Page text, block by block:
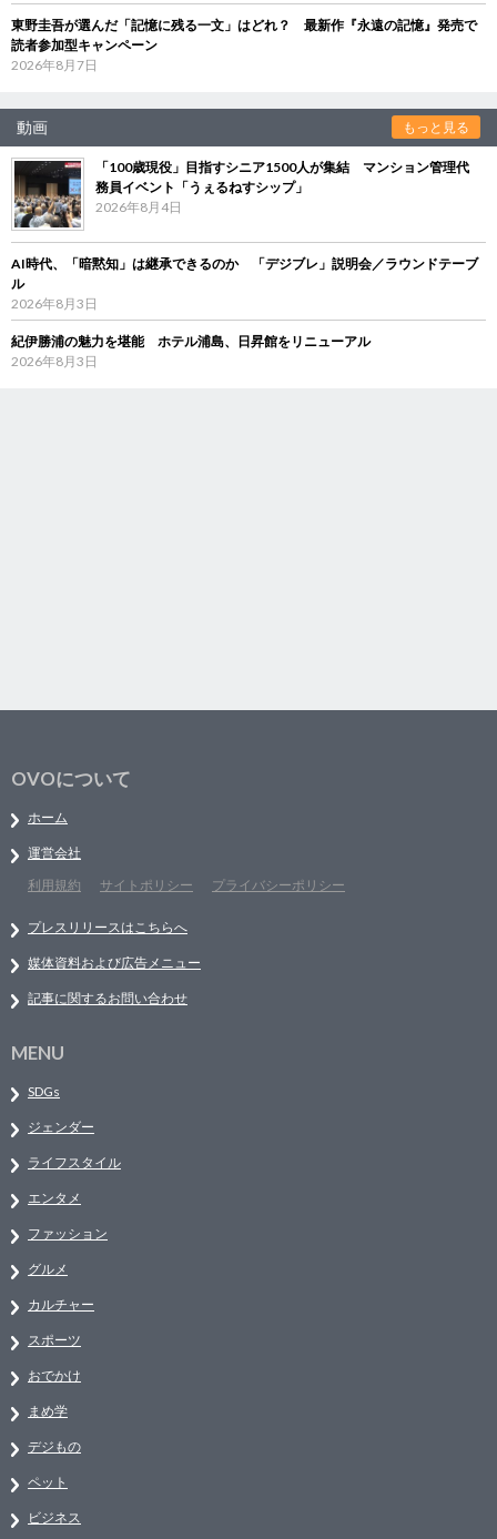
東野圭吾が選んだ「記憶に残る一文」はどれ？ 最新作『永遠の記憶』発売で
読者参加型キャンペーン
2026年8月7日
動画 もっと見る
「100歳現役」目指すシニア1500人が集結 マンション管理代
務員イベント「うぇるねすシップ」
2026年8月4日
AI時代、「暗黙知」は継承できるのか 「デジブレ」説明会／ラウンドテーブ
ル
2026年8月3日
紀伊勝浦の魅力を堪能 ホテル浦島、日昇館をリニューアル
2026年8月3日
OVOについて
ホーム
運営会社
利用規約
サイトポリシー プライバシーポリシー
プレスリリースはこちらへ
媒体資料および広告メニュー
記事に関するお問い合わせ
MENU
SDGs
ジェンダー
ライフスタイル
エンタメ
ファッション
グルメ
カルチャー
スポーツ
おでかけ
まめ学
デジもの
ペット
ビジネス